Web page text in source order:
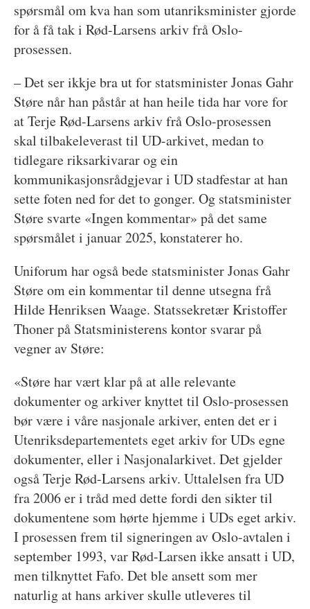
spørsmål om kva han som utanriksminister gjorde
for å få tak i Rød-Larsens arkiv frå Oslo-
prosessen.
– Det ser ikkje bra ut for statsminister Jonas Gahr
Støre når han påstår at han heile tida har vore for
at Terje Rød-Larsens arkiv frå Oslo-prosessen
skal tilbakeleverast til UD-arkivet, medan to
tidlegare riksarkivarar og ein
kommunikasjonsrådgjevar i UD stadfestar at han
sette foten ned for det to gonger. Og statsminister
Støre svarte «Ingen kommentar» på det same
spørsmålet i januar 2025, konstaterer ho.
Uniforum har også bede statsminister Jonas Gahr
Støre om ein kommentar til denne utsegna frå
Hilde Henriksen Waage. Statssekretær Kristoffer
Thoner på Statsministerens kontor svarar på
vegner av Støre:
«Støre har vært klar på at alle relevante
dokumenter og arkiver knyttet til Oslo-prosessen
bør være i våre nasjonale arkiver, enten det er i
Utenriksdepartementets eget arkiv for UDs egne
dokumenter, eller i Nasjonalarkivet. Det gjelder
også Terje Rød-Larsens arkiv. Uttalelsen fra UD
fra 2006 er i tråd med dette fordi den sikter til
dokumentene som hørte hjemme i UDs eget arkiv.
I prosessen frem til signeringen av Oslo-avtalen i
september 1993, var Rød-Larsen ikke ansatt i UD,
men tilknyttet Fafo. Det ble ansett som mer
naturlig at hans arkiver skulle utleveres til